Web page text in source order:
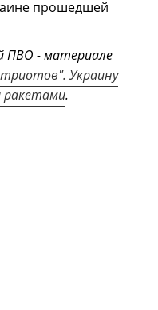
прошедшей
ПВО - материале
Украину
ракетами.